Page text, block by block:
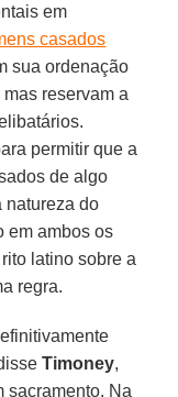
em
casados
sua ordenação
reservam a
permitir que a
de algo
natureza do
em ambos os
latino sobre a
regra.
Timoney,
sacramento. Na